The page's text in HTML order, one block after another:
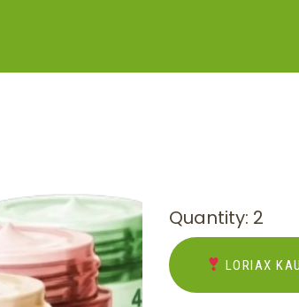
Quantity: 2
LORIAX